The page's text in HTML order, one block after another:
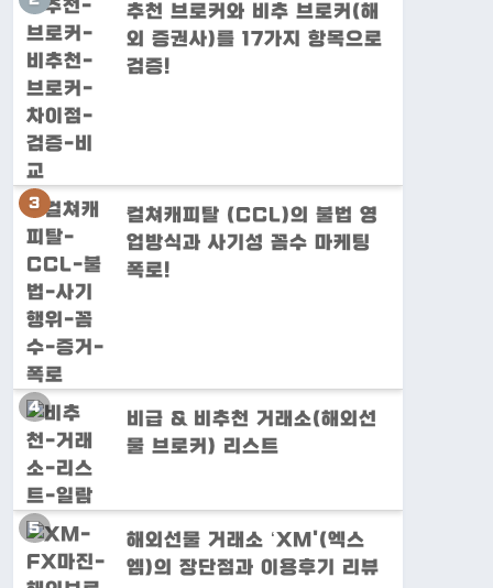
추천 브로커와 비추 브로커(해
외 증권사)를 17가지 항목으로
검증!
컬쳐캐피탈 (CCL)의 불법 영
업방식과 사기성 꼼수 마케팅
폭로!
비급 & 비추천 거래소(해외선
물 브로커) 리스트
해외선물 거래소 ‘XM'(엑스
엠)의 장단점과 이용후기 리뷰